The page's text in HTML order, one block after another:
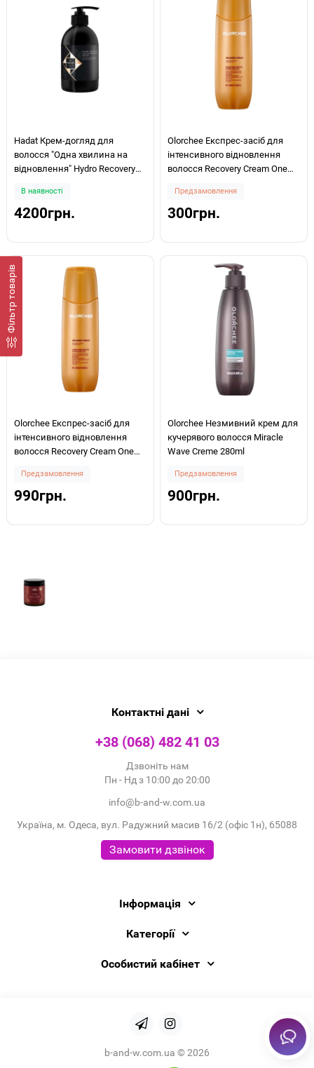
Фiльтр товарів
Hadat Крем-догляд для
волосся "Одна хвилина на
відновлення" Hydro Recovery
В наявності
4200грн.
Olorchee Експрес-засіб для
інтенсивного відновлення
волосся Recovery Cream One
Предзамовлення
300грн.
Olorchee Експрес-засіб для
інтенсивного відновлення
волосся Recovery Cream One
Предзамовлення
990грн.
Olorchee Незмивний крем для
кучерявого волосся Miracle
Wave Creme 280ml
Предзамовлення
900грн.
Контактні дані
+38 (068) 482 41 03
Дзвоніть нам
Пн - Нд з 10:00 до 20:00
info@b-and-w.com.ua
Україна, м. Одеса, вул. Радужний масив 16/2 (офіс 1н), 65088
Замовити дзвінок
Інформація
Категорії
Особистий кабінет
b-and-w.com.ua © 2026